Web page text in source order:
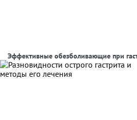
Эффективные обезболивающие при